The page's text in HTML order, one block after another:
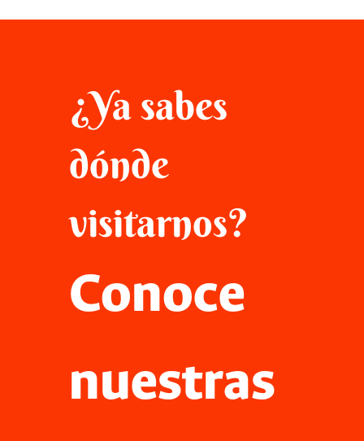
¿Ya sabes
dónde
visitarnos?
Conoce
nuestras